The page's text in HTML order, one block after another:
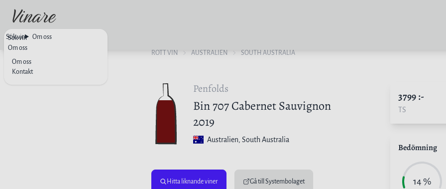
Sök vin
Om oss
Om oss
Kontakt
Sök vin Om oss
RÖTT VIN AUSTRALIEN SOUTH AUSTRALIA
Penfolds
Bin 707 Cabernet Sauvignon
2019
Australien, South Australia
Hitta liknande viner Gå till Systembolaget
3799:-
TS
Bedömning
14 %